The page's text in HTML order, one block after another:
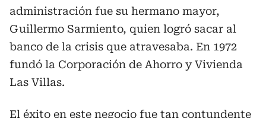
administración fue su hermano mayor,
Guillermo Sarmiento, quien logró sacar al
banco de la crisis que atravesaba. En 1972
fundó la Corporación de Ahorro y Vivienda
Las Villas.
El éxito en este negocio fue tan contundente